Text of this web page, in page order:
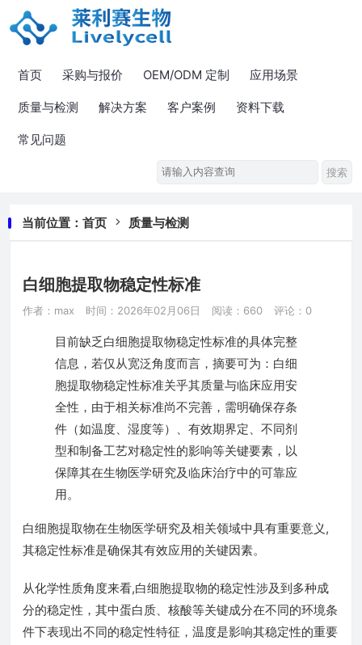
首页 采购与报价 OEM/ODM 定制 应用场景
质量与检测 解决方案 客户案例 资料下载
常见问题
当前位置： 首页 质量与检测
白细胞提取物稳定性标准
作者：max 时间：2026年02月06日 阅读：660 评论：0
目前缺乏白细胞提取物稳定性标准的具体完整
信息，若仅从宽泛角度而言，摘要可为：白细
胞提取物稳定性标准关乎其质量与临床应用安
全性，由于相关标准尚不完善，需明确保存条
件（如温度、湿度等）、有效期界定、不同剂
型和制备工艺对稳定性的影响等关键要素，以
保障其在生物医学研究及临床治疗中的可靠应
用。
白细胞提取物在生物医学研究及相关领域中具有重要意义,
其稳定性标准是确保其有效应用的关键因素。
从化学性质角度来看,白细胞提取物的稳定性涉及到多种成
分的稳定性，其中蛋白质、核酸等关键成分在不同的环境条
件下表现出不同的稳定性特征，温度是影响其稳定性的重要